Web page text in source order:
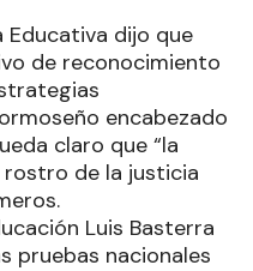
Educativa dijo que
de reconocimiento
encabezado
claro que “la
de la justicia
Luis Basterra
pruebas nacionales